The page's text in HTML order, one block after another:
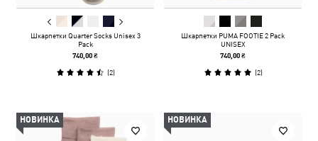
Шкарпетки Quarter Socks Unisex 3
Pack
740,00 ₴
(2)
Шкарпетки PUMA FOOTIE 2 Pack
UNISEX
740,00 ₴
(2)
НОВИНКА НОВИНКА